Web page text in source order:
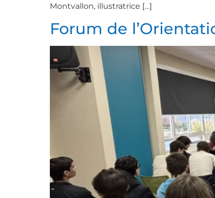
Montvallon, illustratrice […]
Forum de